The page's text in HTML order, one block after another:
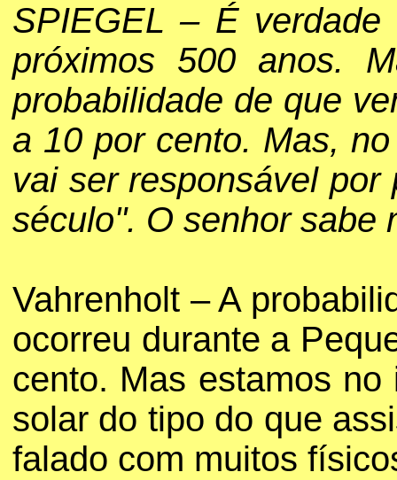
SPIEGEL – É
próximos 500 anos.
probabilidade de que
a 10 por cento. Mas,
vai ser responsável
século". O senhor sabe
Vahrenholt – A
ocorreu durante a
cento. Mas estamos
solar do tipo do que
falado com muitos